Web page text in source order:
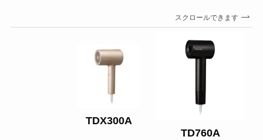
スクロールできます
TDX300A
TD760A